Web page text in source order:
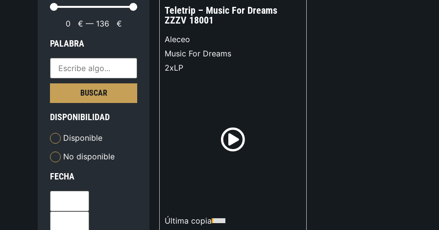
0 € — 136 €
PALABRA
BUSCAR
DISPONIBILIDAD
Disponible
No disponible
FECHA
Teletrip – Music For Dreams
ZZZV 18001
Aleceo
Music For Dreams
2xLP
Última copia